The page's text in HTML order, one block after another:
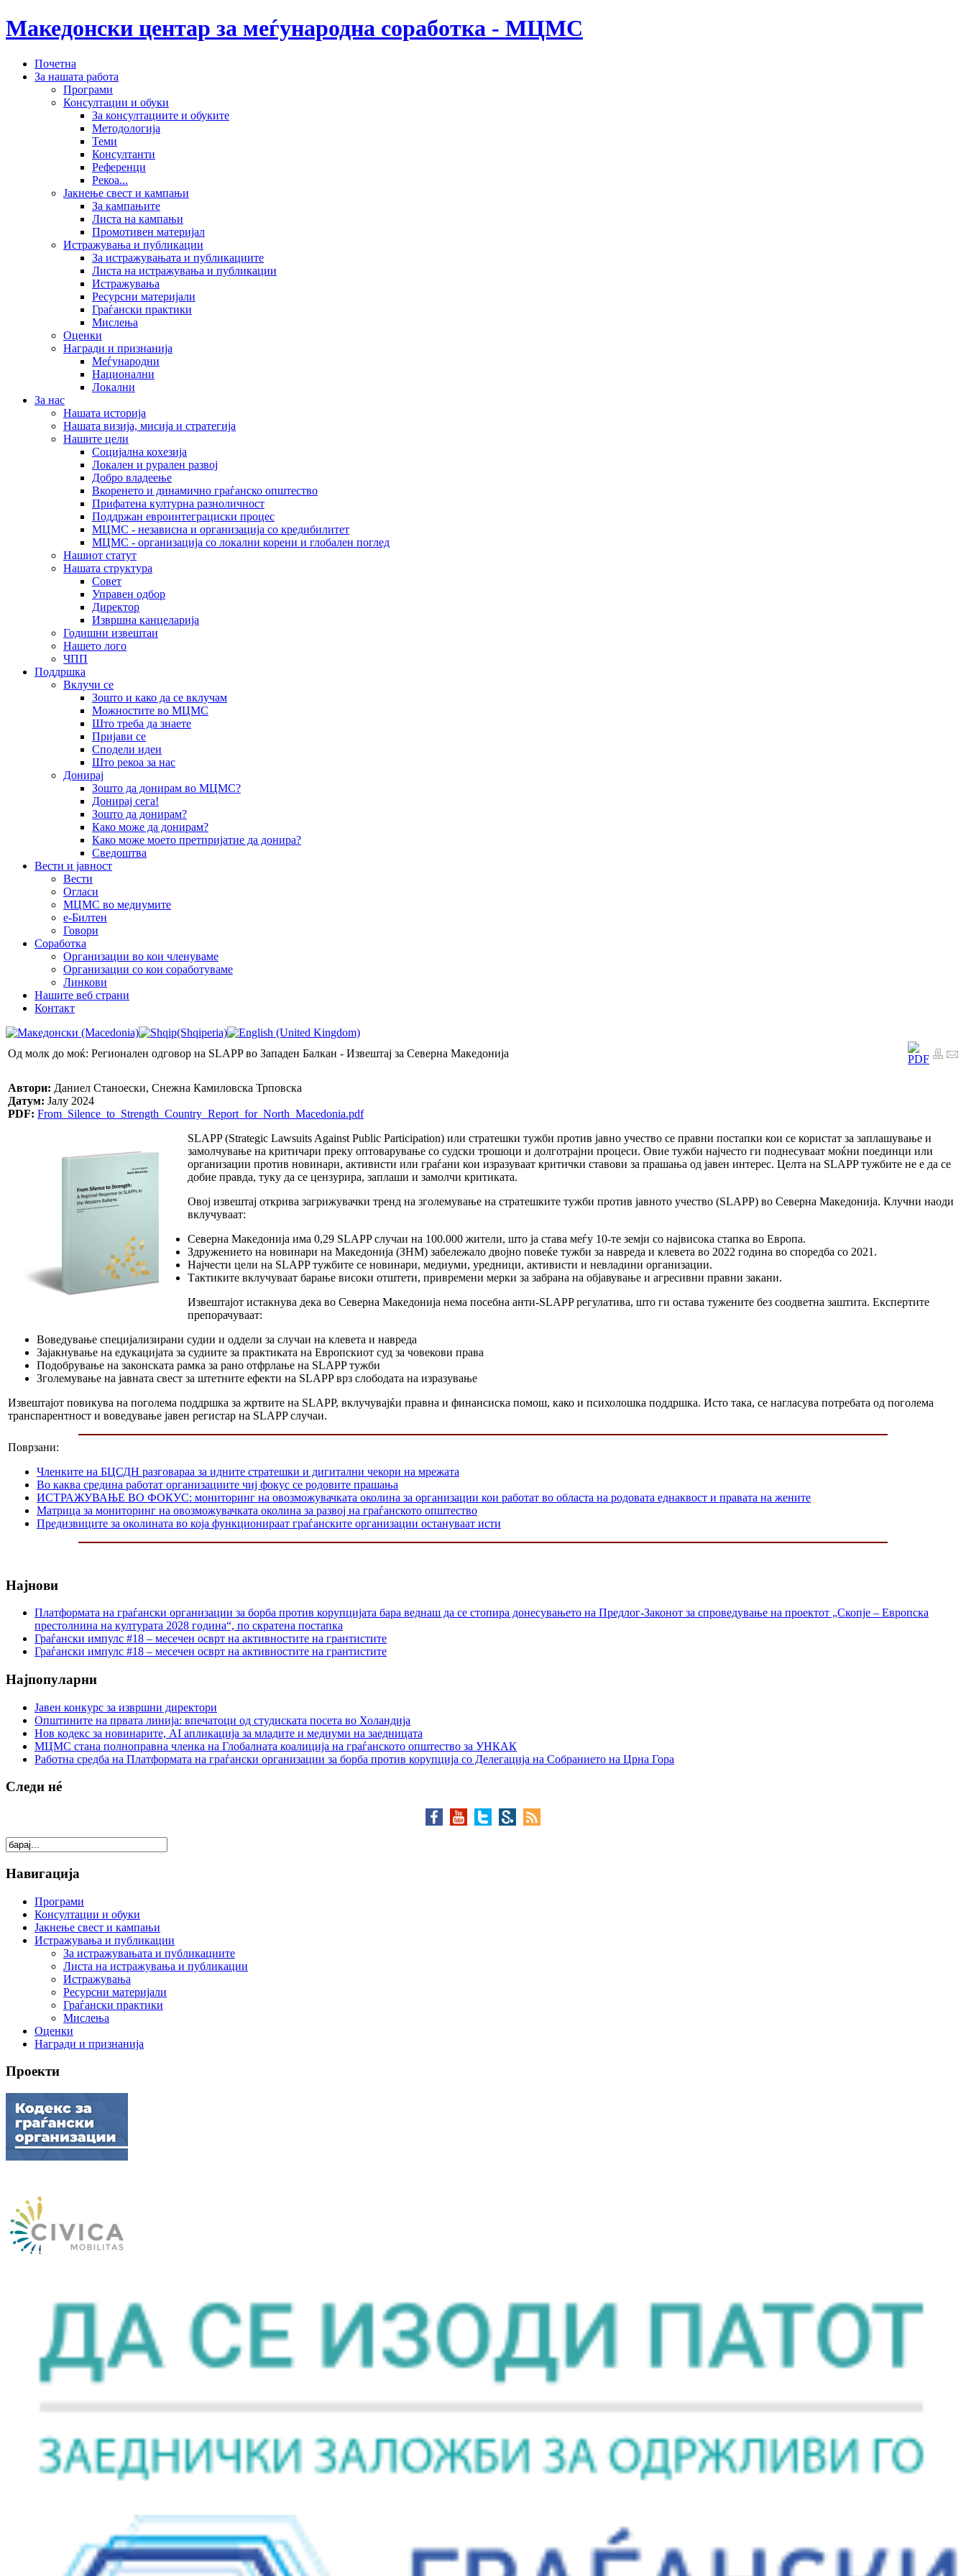
Македонски центар за меѓународна соработка - МЦМС
Почетна
За нашата работа
Програми
Консултации и обуки
За консултациите и обуките
Методологија
Теми
Консултанти
Референци
Рекоа...
Јакнење свест и кампањи
За кампањите
Листа на кампањи
Промотивен материјал
Истражувања и публикации
За истражувањата и публикациите
Листа на истражувања и публикации
Истражувања
Ресурсни материјали
Граѓански практики
Мислења
Оценки
Награди и признанија
Меѓународни
Национални
Локални
За нас
Нашата историја
Нашата визија, мисија и стратегија
Нашите цели
Социјална кохезија
Локален и рурален развој
Добро владеење
Вкоренето и динамично граѓанско општество
Прифатена културна разноличност
Поддржан евроинтеграциски процес
МЦМС - независна и организација со кредибилитет
МЦМС - организација со локални корени и глобален поглед
Нашиот статут
Нашата структура
Совет
Управен одбор
Директор
Извршна канцеларија
Годишни извештаи
Нашето лого
ЧПП
Поддршка
Вклучи се
Зошто и како да се вклучам
Можностите во МЦМС
Што треба да знаете
Пријави се
Сподели идеи
Што рекоа за нас
Донирај
Зошто да донирам во МЦМС?
Донирај сега!
Зошто да донирам?
Како може да донирам?
Како може моето претпријатие да донира?
Сведоштва
Вести и јавност
Вести
Огласи
МЦМС во медиумите
е-Билтен
Говори
Соработка
Организации во кои членуваме
Организации со кои соработуваме
Линкови
Нашите веб страни
Контакт
Од молк до моќ: Регионален одговор на SLAPP во Западен Балкан - Извештај за Северна Македонија
Автори: Даниел Станоески, Снежна Камиловска Трповска
Датум: Јалу 2024
PDF: From_Silence_to_Strength_Country_Report_for_North_Macedonia.pdf
SLAPP (Strategic Lawsuits Against Public Participation) или стратешки тужби против јавно учество се правни постапки кои се користат за заплашување и
замолчување на критичари преку оптоварување со судски трошоци и долготрајни процеси. Овие тужби најчесто ги поднесуваат моќни поединци или
организации против новинари, активисти или граѓани кои изразуваат критички ставови за прашања од јавен интерес. Целта на SLAPP тужбите не е да се
добие правда, туку да се цензурира, заплаши и замолчи критиката.
Овој извештај открива загрижувачки тренд на зголемување на стратешките тужби против јавното учество (SLAPP) во Северна Македонија. Клучни наоди
вклучуваат:
Северна Македонија има 0,29 SLAPP случаи на 100.000 жители, што ја става меѓу 10-те земји со највисока стапка во Европа.
Здружението на новинари на Македонија (ЗНМ) забележало двојно повеќе тужби за навреда и клевета во 2022 година во споредба со 2021.
Најчести цели на SLAPP тужбите се новинари, медиуми, уредници, активисти и невладини организации.
Тактиките вклучуваат барање високи отштети, привремени мерки за забрана на објавување и агресивни правни закани.
Извештајот истакнува дека во Северна Македонија нема посебна анти-SLAPP регулатива, што ги остава тужените без соодветна заштита. Експертите
препорачуваат:
Воведување специјализирани судии и оддели за случаи на клевета и навреда
Зајакнување на едукацијата за судиите за практиката на Европскиот суд за човекови права
Подобрување на законската рамка за рано отфрлање на SLAPP тужби
Зголемување на јавната свест за штетните ефекти на SLAPP врз слободата на изразување
Извештајот повикува на поголема поддршка за жртвите на SLAPP, вклучувајќи правна и финансиска помош, како и психолошка поддршка. Исто така, се нагласува потребата од поголема
транспарентност и воведување јавен регистар на SLAPP случаи.
Поврзани:
Членките на БЦСДН разговараа за идните стратешки и дигитални чекори на мрежата
Во каква средина работат организациите чиј фокус се родовите прашања
ИСТРАЖУВАЊЕ ВО ФОКУС: мониторинг на овозможувачката околина за организации кои работат во областа на родовата еднаквост и правата на жените
Матрица за мониторинг на овозможувачката околина за развој на граѓанското општество
Предизвиците за околината во која функционираат граѓанските организации остануваат исти
Најнови
Платформата на граѓански организации за борба против корупцијата бара веднаш да се стопира донесувањето на Предлог-Законот за спроведување на проектот „Скопје – Европска
престолнина на културата 2028 година“, по скратена постапка
Граѓански импулс #18 – месечен осврт на активностите на грантистите
Граѓански импулс #18 – месечен осврт на активностите на грантистите
Најпопуларни
Јавен конкурс за извршни директори
Општините на првата линија: впечатоци од студиската посета во Холандија
Нов кодекс за новинарите, AI апликација за младите и медиуми на заедницата
МЦМС стана полноправна членка на Глобалната коалиција на граѓанското општество за УНКАК
Работна средба на Платформата на граѓански организации за борба против корупција со Делегација на Собранието на Црна Гора
Следи нé
Навигација
Програми
Консултации и обуки
Јакнење свест и кампањи
Истражувања и публикации
За истражувањата и публикациите
Листа на истражувања и публикации
Истражувања
Ресурсни материјали
Граѓански практики
Мислења
Оценки
Награди и признанија
Проекти